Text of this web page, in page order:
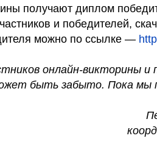
получают диплом
и победителей,
можно по ссылке —
онлайн-викторины и
быть забыто. Пока мы